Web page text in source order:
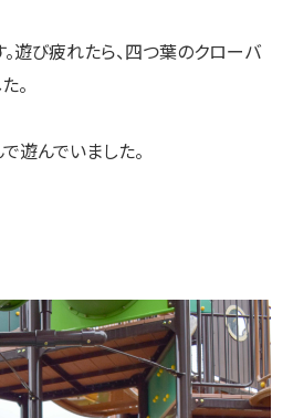
遊び疲れたら、四つ葉のクローバ
。
遊んでいました。